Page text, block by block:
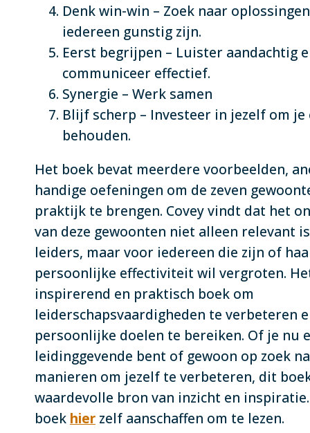
Denk win-win – Zoek naar
iedereen gunstig zijn.
Eerst begrijpen – Luister aandachtig
communiceer effectief.
Synergie – Werk samen
Blijf scherp – Investeer in jezelf om je
behouden.
Het boek bevat meerdere voorbeelden,
handige oefeningen om de zeven
praktijk te brengen. Covey vindt dat het
van deze gewoonten niet alleen relevant
leiders, maar voor iedereen die zijn of
persoonlijke effectiviteit wil vergroten.
inspirerend en praktisch boek om
leiderschapsvaardigheden te verbeteren
persoonlijke doelen te bereiken. Of je nu
leidinggevende bent of gewoon op zoek
manieren om jezelf te verbeteren, dit
waardevolle bron van inzicht en
boek hier zelf aanschaffen om te lezen.